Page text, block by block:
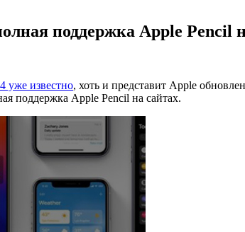
поддержка Apple Pencil
уже известно, хоть и представит Apple
поддержка Apple Pencil на сайтах.